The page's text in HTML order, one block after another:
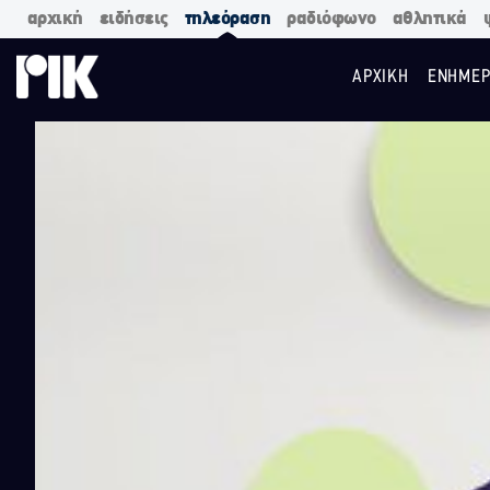
αρχική ειδήσεις τηλεόραση ραδιόφωνο αθλητικά
ΑΡΧΙΚΗ